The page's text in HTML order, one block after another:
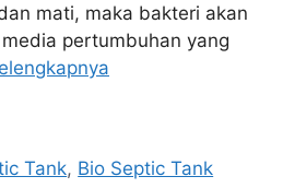
mati, maka bakteri akan
pertumbuhan yang
Tank, Bio Septic Tank